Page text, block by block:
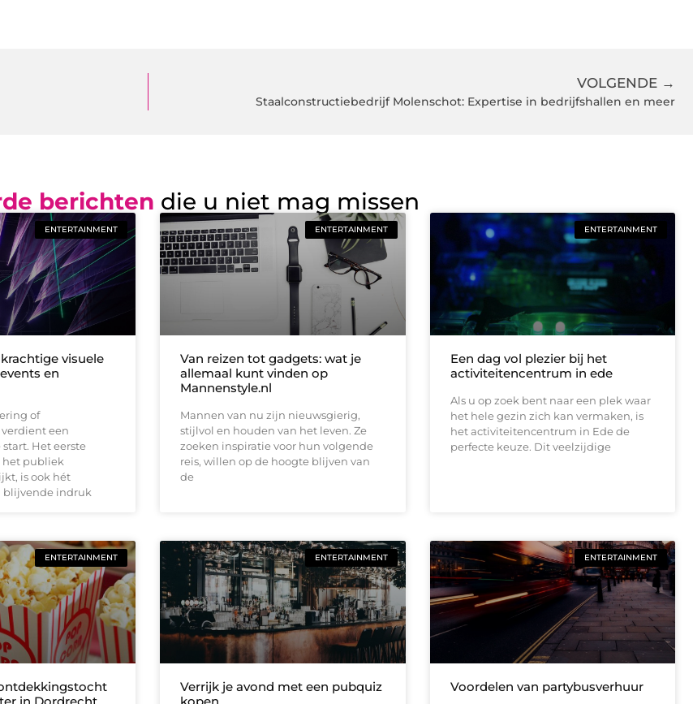
VOLGENDE →
Staalconstructiebedrijf Molenschot: Expertise in bedrijfshallen en meer
berichten die u niet mag missen
ENTERTAINMENT
visuele
en
of
een
Het eerste
het publiek
is ook hét
blijvende indruk
ENTERTAINMENT
Van reizen tot gadgets: wat je
allemaal kunt vinden op
Mannenstyle.nl
Mannen van nu zijn nieuwsgierig,
stijlvol en houden van het leven. Ze
zoeken inspiratie voor hun volgende
reis, willen op de hoogte blijven van
de
ENTERTAINMENT
Een dag vol plezier bij het
activiteitencentrum in ede
Als u op zoek bent naar een plek waar
het hele gezin zich kan vermaken, is
het activiteitencentrum in Ede de
perfecte keuze. Dit veelzijdige
ENTERTAINMENT ENTERTAINMENT
Verrijk je avond met een pubquiz
ENTERTAINMENT
Voordelen van partybusverhuur